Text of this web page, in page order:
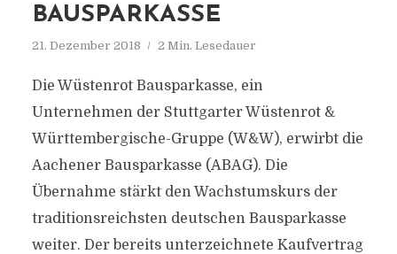
BAUSPARKASSE
21. Dezember 2018 2 Min. Lesedauer
Die Wüstenrot Bausparkasse, ein
Unternehmen der Stuttgarter Wüstenrot &
Württembergische-Gruppe (W&W), erwirbt die
Aachener Bausparkasse (ABAG). Die
Übernahme stärkt den Wachstumskurs der
traditionsreichsten deutschen Bausparkasse
weiter. Der bereits unterzeichnete Kaufvertrag